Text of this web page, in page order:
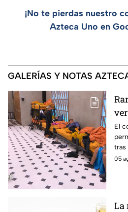
¡No te pierdas nuestro
Azteca Uno en
GALERÍAS Y NOTAS
El
tras
05
La